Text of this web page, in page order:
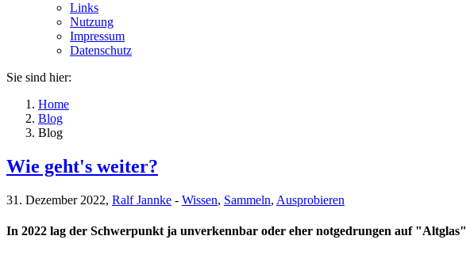
Links
Nutzung
Impressum
Datenschutz
Sie sind hier:
Home
Blog
Blog
Wie geht's weiter?
31. Dezember 2022, Ralf Jannke - Wissen, Sammeln, Ausprobieren
In 2022 lag der Schwerpunkt ja unverkennbar oder eher notgedrungen auf "Altglas"